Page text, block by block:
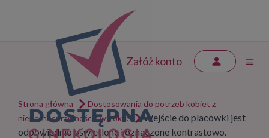
Załóż konto
Strona główna
Dostosowania do potrzeb kobiet z
niepełnosprawnością wzroku:
Wejście do placówki jest
odpowiednio oświetlone i oznaczone kontrastowo.